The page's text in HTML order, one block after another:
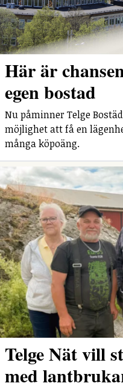
Här är
egen bostad
Nu påminner Telge
möjlighet att få en
många köpoäng.
Telge Nät vill
med